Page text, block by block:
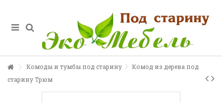
Комоды и тумбы под старину
Комод из дерева под
старину Трюм